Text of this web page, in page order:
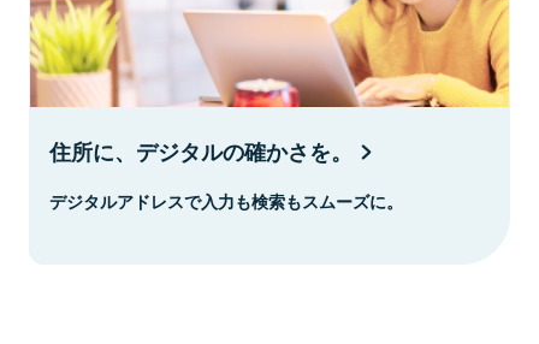
住所に、デジタルの確かさを。
デジタルアドレスで入力も検索もスムーズに。